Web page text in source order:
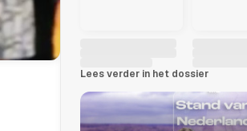
Lees verder in het dossier